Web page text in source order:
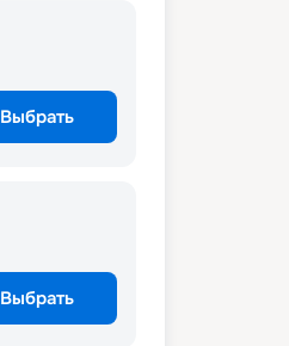
Выбрать
Выбрать